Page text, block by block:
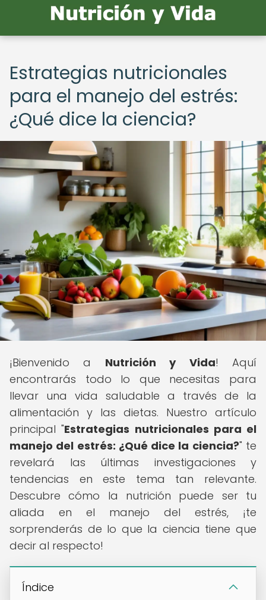
Estrategias nutricionales
para el manejo del estrés:
¿Qué dice la ciencia?
¡Bienvenido a Nutrición y Vida! Aquí
encontrarás todo lo que necesitas para
llevar una vida saludable a través de la
alimentación y las dietas. Nuestro artículo
principal "Estrategias nutricionales para el
manejo del estrés: ¿Qué dice la ciencia?" te
revelará las últimas investigaciones y
tendencias en este tema tan relevante.
Descubre cómo la nutrición puede ser tu
aliada en el manejo del estrés, ¡te
sorprenderás de lo que la ciencia tiene que
decir al respecto!
Índice